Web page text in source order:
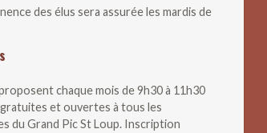
des élus sera assurée les mardis de
chaque mois de 9h30 à 11h30
et ouvertes à tous les
du Grand Pic St Loup. Inscription